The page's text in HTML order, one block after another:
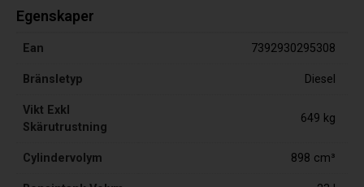
Egenskaper
Ean 7392930295308
Bränsletyp Diesel
Vikt Exkl
Skärutrustning
649 kg
Cylindervolym 898 cm³